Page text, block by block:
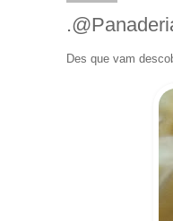
Des que vam